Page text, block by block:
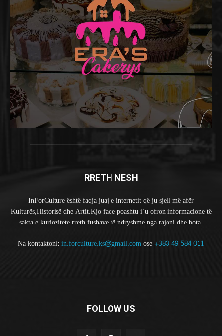
RRETH NESH
InForCulture është faqja juaj e internetit që ju sjell më afër
Kulturës,Historisë dhe Artit.Kjo faqe poashtu i`u ofron informacione të
sakta e kuriozitete rreth fushave të ndryshme nga rajoni dhe bota.
Na kontaktoni: in.forculture.ks@gmail.comose+383 49 584 011
FOLLOW US